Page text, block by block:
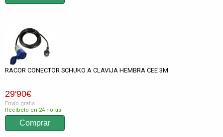
RACOR CONECTOR SCHUKO A CLAVIJA HEMBRA CEE 3M
29'90€
Envío gratis
Recíbelo en 24 horas